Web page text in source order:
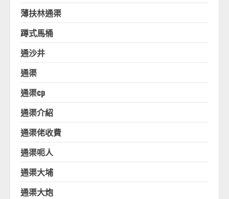
薄扶林通渠
蹲式馬桶
通沙井
通渠
通渠cp
通渠介紹
通渠佬收費
通渠呃人
通渠大埔
通渠大炮